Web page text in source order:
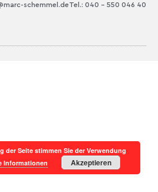
Tel.: 040 – 550 046 40
schemmel.de
der Seite stimmen Sie der Verwendung
Informationen Akzeptieren